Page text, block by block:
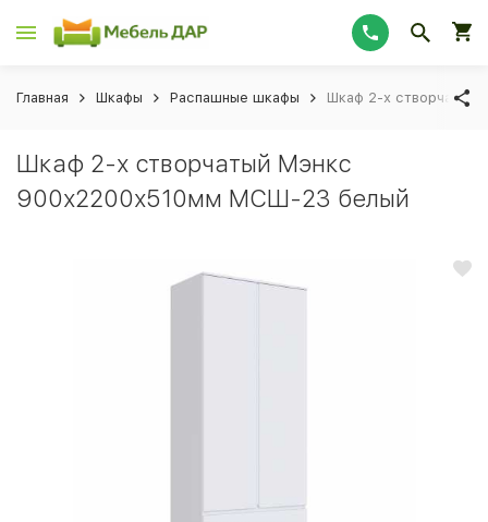
Главная Шкафы Распашные шкафы Шкаф 2-х
Шкаф 2-х створчатый Мэнкс
900х2200х510мм МСШ-23 белый